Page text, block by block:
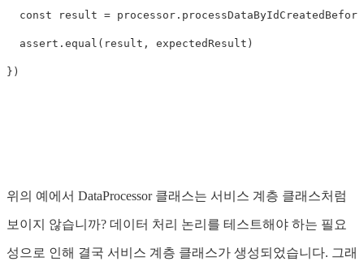
const result =
  assert.equal(result, expectedResult)
})
위의 예에서 DataProcessor 클래스는 서비스 계층 클래스처럼
보이지 않습니까? 데이터 처리 논리를 테스트해야 하는 필요
성으로 인해 결국 서비스 계층 클래스가 생성되었습니다. 그래